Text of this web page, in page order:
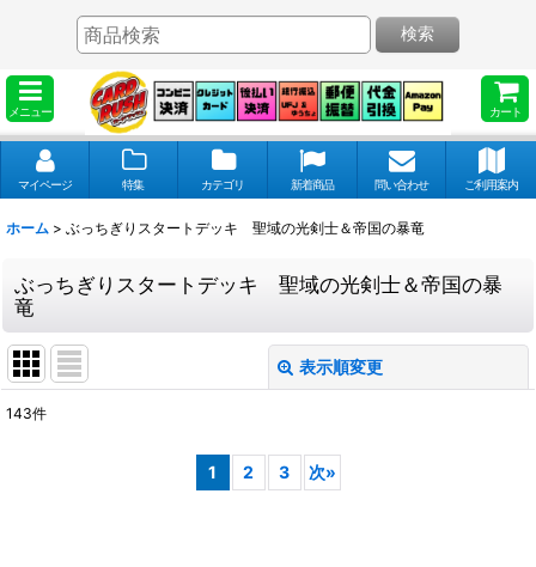
メニュー カート
検索
マイページ 特集 カテゴリ 新着商品 問い合わせ ご利用案内
ホーム > ぶっちぎりスタートデッキ 聖域の光剣士＆帝国の暴竜
ぶっちぎりスタートデッキ 聖域の光剣士＆帝国の暴
竜
表示順変更
143件
1 2 3 次»